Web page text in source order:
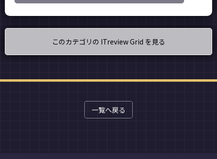
このカテゴリの ITreview Grid を見る
一覧へ戻る